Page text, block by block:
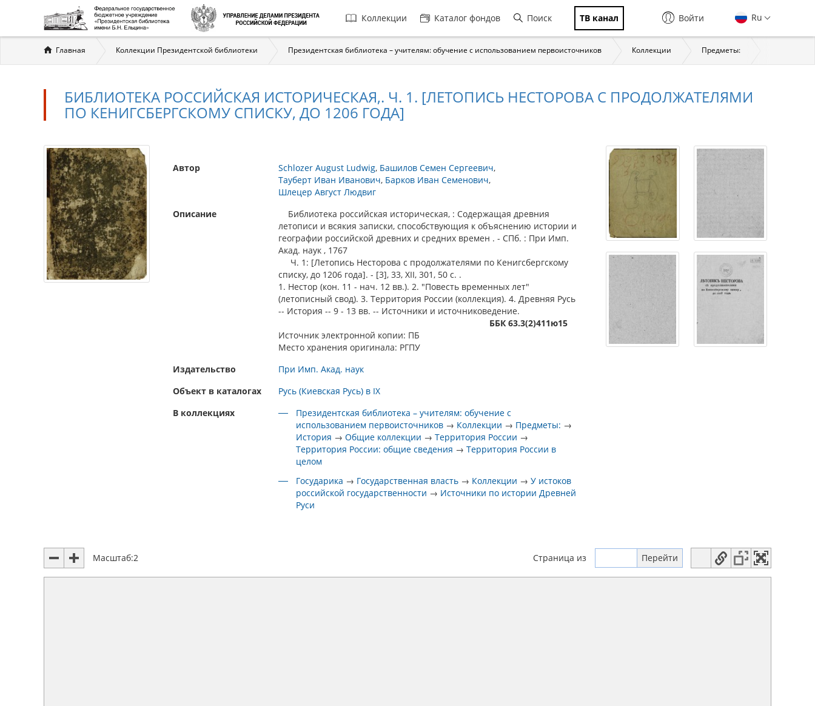
Главная
навигация
Коллекции Каталог фондов Поиск ТВ канал Ru
Войти
Вы
здесь
Главная Коллекции Президентской библиотеки Президентская библиотека – учителям: обучение с использованием первоисточников Коллекции Предметы:
БИБЛИОТЕКА РОССИЙСКАЯ ИСТОРИЧЕСКАЯ,. Ч. 1. [ЛЕТОПИСЬ НЕСТОРОВА С ПРОДОЛЖАТЕЛЯМИ
ПО КЕНИГСБЕРГСКОМУ СПИСКУ, ДО 1206 ГОДА]
Автор Schlozer August Ludwig Башилов Семен Сергеевич
Тауберт Иван Иванович Барков Иван Семенович
Шлецер Август Людвиг
Описание
Библиотека российская историческая, : Содержащая древния
летописи и всякия записки, способствующия к объяснению истории и
географии российской древних и средних времен . - СПб. : При Имп.
Акад. наук , 1767
Ч. 1: [Летопись Несторова с продолжателями по Кенигсбергскому
списку, до 1206 года]. - [3], 33, XII, 301, 50 с. .
1. Нестор (кон. 11 - нач. 12 вв.). 2. "Повесть временных лет"
(летописный свод). 3. Территория России (коллекция). 4. Древняя Русь
-- История -- 9 - 13 вв. -- Источники и источниковедение.
ББК 63.3(2)411ю15
Источник электронной копии: ПБ
Место хранения оригинала: РГПУ
Издательство
При Имп. Акад. наук
Объект в каталогах
Русь (Киевская Русь) в IX
В коллекциях
Президентская библиотека – учителям: обучение с
использованием первоисточников → Коллекции → Предметы: →
История →Общие коллекции →Территория России →
Территория России: общие сведения →Территория России в
целом
Государика → Государственная власть → Коллекции →У истоков
российской государственности → Источники по истории Древней
Руси
Масштаб:2 Страница из